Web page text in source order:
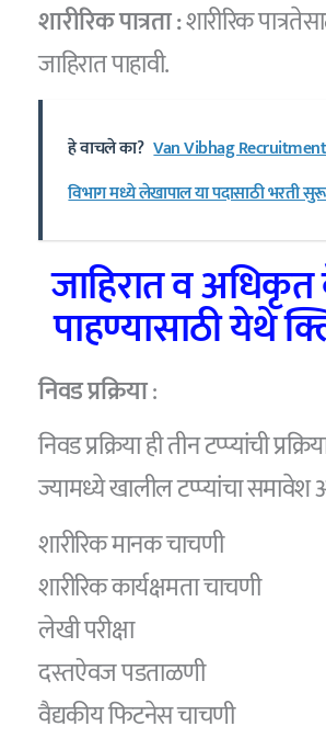
शारीरिक पात्रता :शारीरिक
जाहिरात पाहावी.
हे वाचले का? Van Vibhag Recruitment
विभाग मध्ये लेखापाल या पदासाठी भरती
जाहिरात व
पाहण्यासाठी येथे
निवड प्रक्रिया:
निवड प्रक्रिया ही तीन टप्प्यांची
ज्यामध्ये खालील टप्प्यांचा
शारीरिक मानक चाचणी
शारीरिक कार्यक्षमता चाचणी
लेखी परीक्षा
दस्तऐवज पडताळणी
वैद्यकीय फिटनेस चाचणी